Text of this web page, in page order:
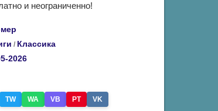
и неограниченно!
/ Классика
2026
TW WA VB PT VK